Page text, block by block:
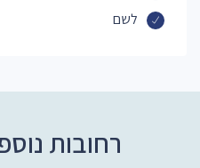
לשם
רחובות